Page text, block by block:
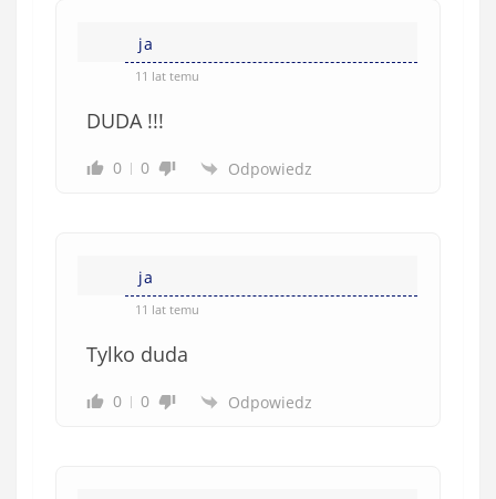
ja
11 lat temu
DUDA !!!
0 0 Odpowiedz
ja
11 lat temu
Tylko duda
0 0 Odpowiedz